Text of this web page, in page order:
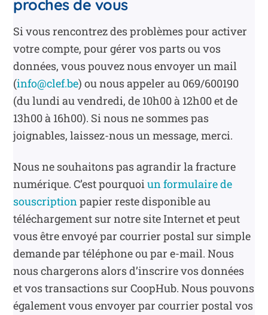
proches de vous
Si vous rencontrez des problèmes pour activer
votre compte, pour gérer vos parts ou vos
données, vous pouvez nous envoyer un mail
(info@clef.be) ou nous appeler au 069/600190
(du lundi au vendredi, de 10h00 à 12h00 et de
13h00 à 16h00). Si nous ne sommes pas
joignables, laissez-nous un message, merci.
Nous ne souhaitons pas agrandir la fracture
numérique. C’est pourquoiun formulaire de
souscriptionpapier reste disponible au
téléchargement sur notre site Internet et peut
vous être envoyé par courrier postal sur simple
demande par téléphone ou par e-mail. Nous
nous chargerons alors d’inscrire vos données
et vos transactions sur CoopHub. Nous pouvons
également vous envoyer par courrier postal vos